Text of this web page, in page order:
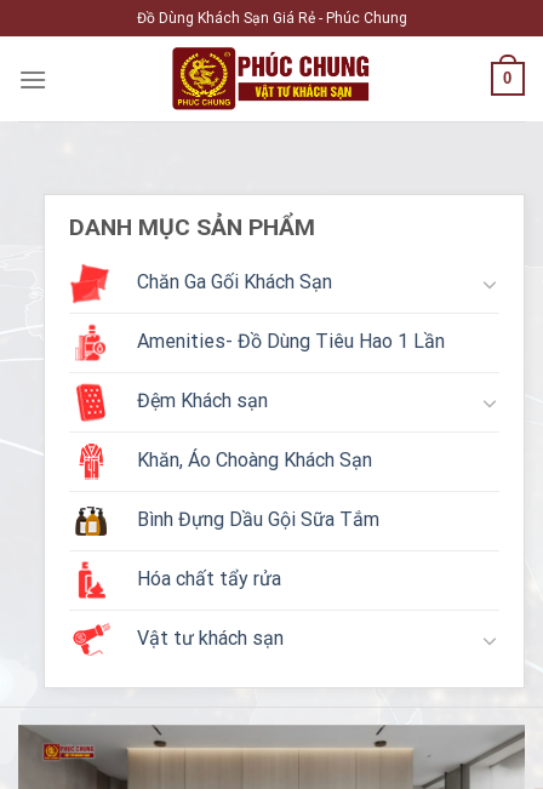
to
content
Đồ Dùng Khách Sạn Giá Rẻ - Phúc Chung
0
DANH MỤC SẢN PHẨM
Chăn Ga Gối Khách Sạn
Amenities- Đồ Dùng Tiêu Hao 1 Lần
Đệm Khách sạn
Khăn, Áo Choàng Khách Sạn
Bình Đựng Dầu Gội Sữa Tắm
Hóa chất tẩy rửa
Vật tư khách sạn